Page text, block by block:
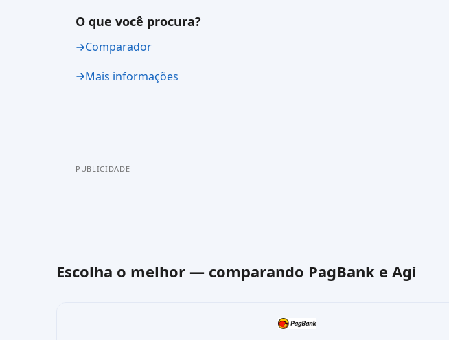
O que você procura?
Comparador
Mais informações
PUBLICIDADE
Escolha o melhor — comparando PagBank e Agi